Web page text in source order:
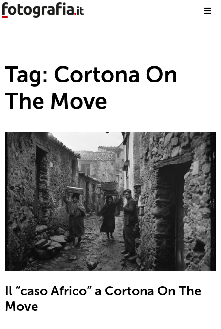
Tag: Cortona On
The Move
Il “caso Africo” a Cortona On The
Move